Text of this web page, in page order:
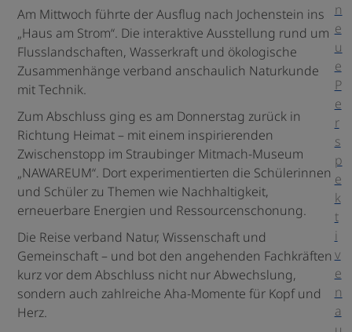
Am Mittwoch führte der Ausflug nach Jochenstein ins
„Haus am Strom“. Die interaktive Ausstellung rund um
Flusslandschaften, Wasserkraft und ökologische
Zusammenhänge verband anschaulich Naturkunde
mit Technik.
Zum Abschluss ging es am Donnerstag zurück in
Richtung Heimat – mit einem inspirierenden
Zwischenstopp im Straubinger Mitmach-Museum
„NAWAREUM“. Dort experimentierten die Schülerinnen
und Schüler zu Themen wie Nachhaltigkeit,
erneuerbare Energien und Ressourcenschonung.
Die Reise verband Natur, Wissenschaft und
Gemeinschaft – und bot den angehenden Fachkräften
kurz vor dem Abschluss nicht nur Abwechslung,
sondern auch zahlreiche Aha-Momente für Kopf und
Herz.
n
e
u
e
P
e
r
s
p
e
k
t
i
v
e
n
a